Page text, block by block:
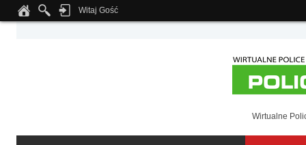
Notice: Undefined index: tapatalk_body_hook in
Witaj Gość
Wirtualne